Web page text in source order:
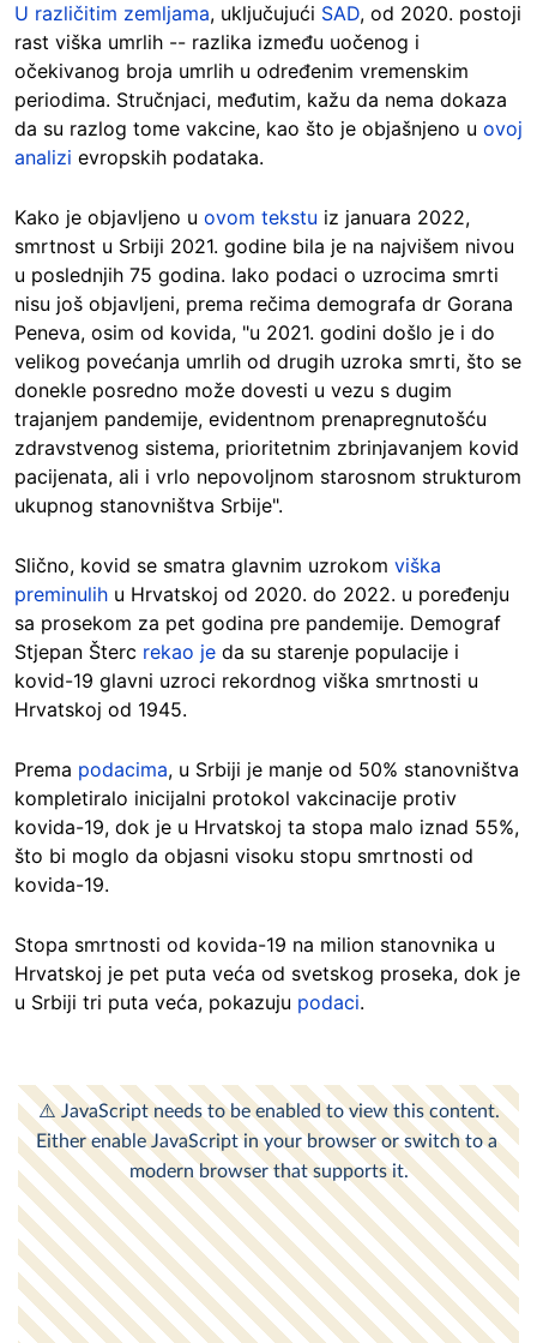
U različitim zemljama, uključujući SAD, od 2020. postoji
rast viška umrlih -- razlika između uočenog i
očekivanog broja umrlih u određenim vremenskim
periodima. Stručnjaci, međutim, kažu da nema dokaza
da su razlog tome vakcine, kao što je objašnjeno u ovoj
analizi evropskih podataka.
Kako je objavljeno u ovom tekstu iz januara 2022,
smrtnost u Srbiji 2021. godine bila je na najvišem nivou
u poslednjih 75 godina. Iako podaci o uzrocima smrti
nisu još objavljeni, prema rečima demografa dr Gorana
Peneva, osim od kovida, "u 2021. godini došlo je i do
velikog povećanja umrlih od drugih uzroka smrti, što se
donekle posredno može dovesti u vezu s dugim
trajanjem pandemije, evidentnom prenapregnutošću
zdravstvenog sistema, prioritetnim zbrinjavanjem kovid
pacijenata, ali i vrlo nepovoljnom starosnom strukturom
ukupnog stanovništva Srbije".
Slično, kovid se smatra glavnim uzrokom viška
preminulih u Hrvatskoj od 2020. do 2022. u poređenju
sa prosekom za pet godina pre pandemije. Demograf
Stjepan Šterc rekao je da su starenje populacije i
kovid-19 glavni uzroci rekordnog viška smrtnosti u
Hrvatskoj od 1945.
Prema podacima, u Srbiji je manje od 50% stanovništva
kompletiralo inicijalni protokol vakcinacije protiv
kovida-19, dok je u Hrvatskoj ta stopa malo iznad 55%,
što bi moglo da objasni visoku stopu smrtnosti od
kovida-19.
Stopa smrtnosti od kovida-19 na milion stanovnika u
Hrvatskoj je pet puta veća od svetskog proseka, dok je
u Srbiji tri puta veća, pokazuju podaci.